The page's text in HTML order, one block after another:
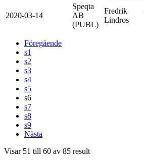
2020-03-14
Speqta
AB
(PUBL)
Fredrik
Lindros
Föregående
s1
s2
s3
s4
s5
s6
s7
s8
s9
Nästa
Visar 51 till 60 av 85 result